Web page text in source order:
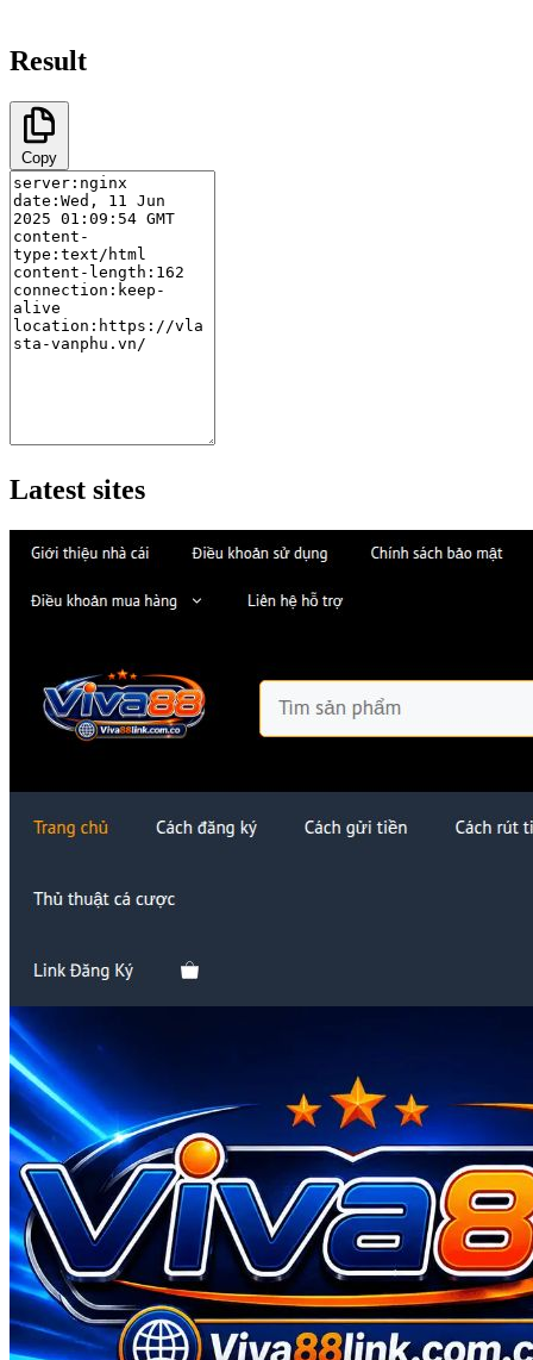
Result
Copy
Latest sites